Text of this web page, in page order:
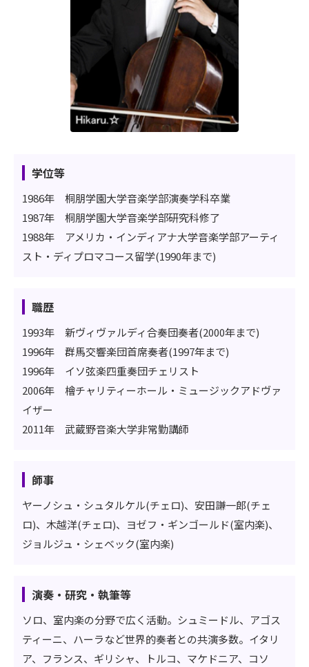
学位等
1986年 桐朋学園大学音楽学部演奏学科卒業
1987年 桐朋学園大学音楽学部研究科修了
1988年 アメリカ・インディアナ大学音楽学部アーティ
スト・ディプロマコース留学(1990年まで)
職歴
1993年 新ヴィヴァルディ合奏団奏者(2000年まで)
1996年 群馬交響楽団首席奏者(1997年まで)
1996年 イソ弦楽四重奏団チェリスト
2006年 檜チャリティーホール・ミュージックアドヴァ
イザー
2011年 武蔵野音楽大学非常勤講師
師事
ヤーノシュ・シュタルケル(チェロ)、安田謙一郎(チェ
ロ)、木越洋(チェロ)、ヨゼフ・ギンゴールド(室内楽)、
ジョルジュ・シェベック(室内楽)
演奏・研究・執筆等
ソロ、室内楽の分野で広く活動。シュミードル、アゴス
ティーニ、ハーラなど世界的奏者との共演多数。イタリ
ア、フランス、ギリシャ、トルコ、マケドニア、コソ